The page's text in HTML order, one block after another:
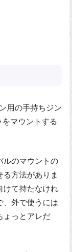
用の手持ちジン
マウントする
ルのマウントの
方法がありま
けて持たなけれ
、外で使うには
ょっとアレだ